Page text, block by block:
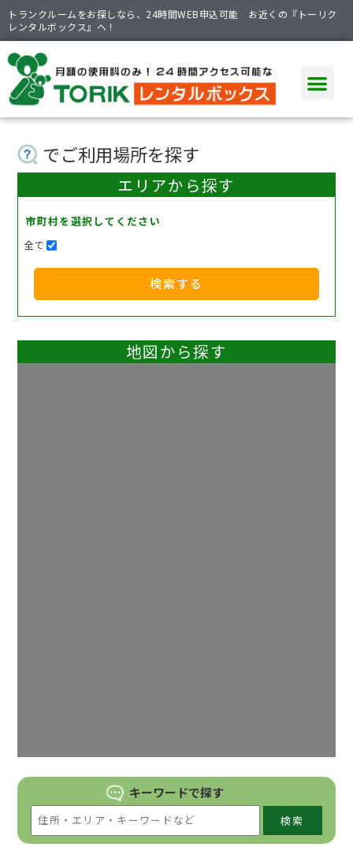
トランクルームをお探しなら、24時間WEB申込可能 お近くの『トーリク
レンタルボックス』へ！
でご利用場所を探す
エリアから探す
市町村を選択してください
全て
検索する
地図から探す
キーワードで探す
検索